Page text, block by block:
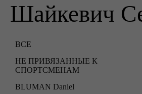
Шайкевич
ВСЕ
НЕ ПРИВЯЗАННЫЕ К
СПОРТСМЕНАМ
BLUMAN Daniel